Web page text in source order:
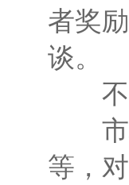
者奖
谈。
不
市场
等，